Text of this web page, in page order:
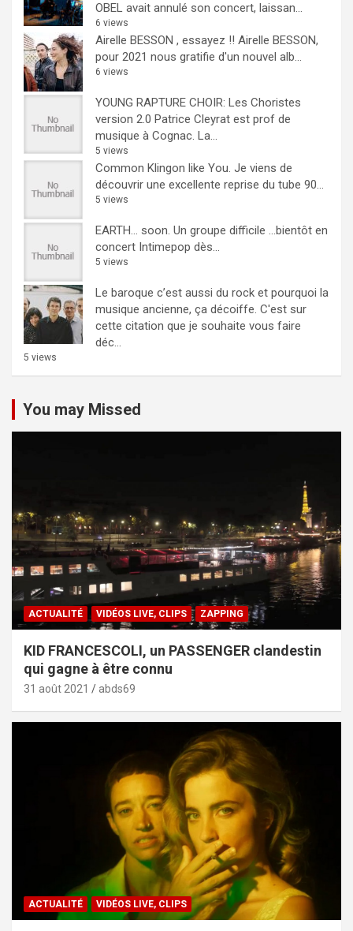
OBEL avait annulé son concert, laissan...
6 views
Airelle BESSON , essayez !! Airelle BESSON,
pour 2021 nous gratifie d'un nouvel alb...
6 views
YOUNG RAPTURE CHOIR: Les Choristes
version 2.0 Patrice Cleyrat est prof de
musique à Cognac. La...
5 views
Common Klingon like You. Je viens de
découvrir une excellente reprise du tube 90...
5 views
EARTH… soon. Un groupe difficile ...bientôt en
concert Intimepop dès...
5 views
Le baroque c’est aussi du rock et pourquoi la
musique ancienne, ça décoiffe. C'est sur
cette citation que je souhaite vous faire
déc...
5 views
You may Missed
ACTUALITÉ VIDÉOS LIVE, CLIPS ZAPPING
KID FRANCESCOLI, un PASSENGER clandestin
qui gagne à être connu
31 août 2021 abds69
ACTUALITÉ VIDÉOS LIVE, CLIPS